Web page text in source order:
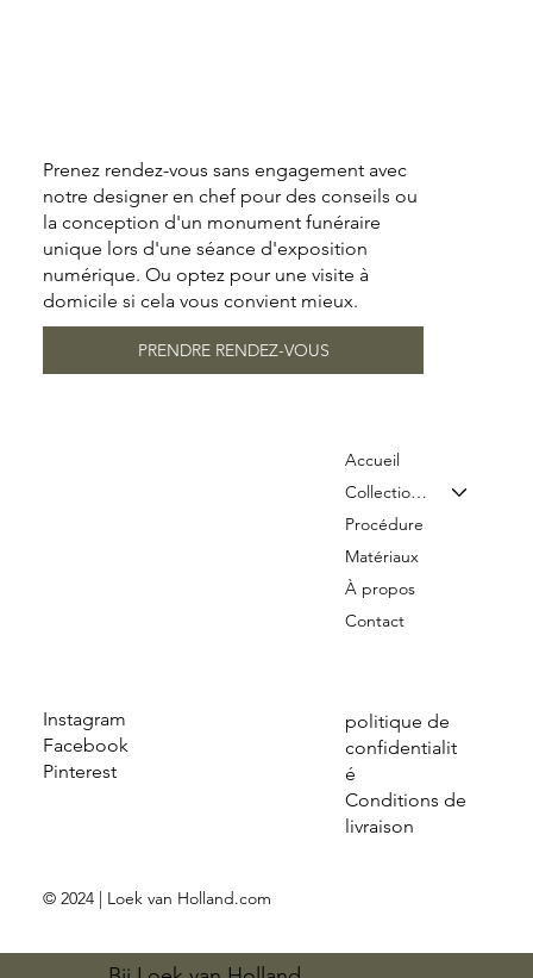
Instagram
Facebook
Pinterest
politique de
confidentialit
é
Conditions de
livraison
Accueil
Collection & Tarifs
Procédure
Matériaux
À propos
Contact
© 2024 | Loek van Holland.com
Prenez rendez-vous sans engagement avec
notre designer en chef pour des conseils ou
la conception d'un monument funéraire
unique lors d'une séance d'exposition
numérique. Ou optez pour une visite à
domicile si cela vous convient mieux.
PRENDRE RENDEZ-VOUS